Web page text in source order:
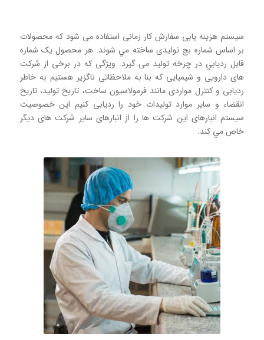
سیستم هزینه يابی سفارش کار زمانی استفاده می شود که محصولات
بر اساس شماره بچ توليدی ساخته مي شوند. هر محصول یک شماره
قابل رديابي در چرخه توليد می گيرد. ويژگی كه در برخی از شركت
های دارویی و شيميایی كه بنا به ملاحظاتی ناگزير هستيم به خاطر
رديابی و كنترل مواردی مانند فرمولاسیون ساخت، تاريخ توليد، تاريخ
انقضاء و ساير موارد توليدات خود را رديابی كنيم اين خصوصيت
سيستم انبارهای اين شركت ها را از انبارهای ساير شركت های ديگر
خاص مي كند.